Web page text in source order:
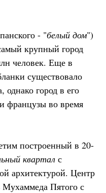
- "белый дом")
крупный город
человек. Еще в
существовало
город в его
французы во время
построенный в 20-
квартал с
архитектурой. Центр
Пятого с